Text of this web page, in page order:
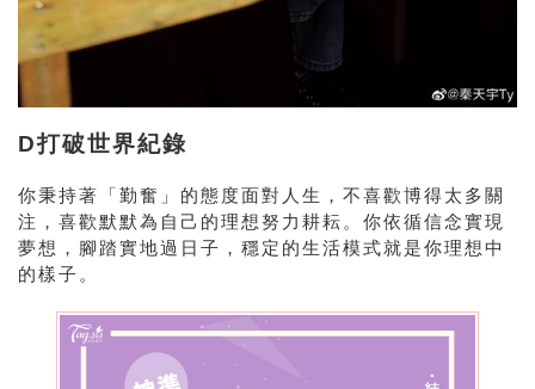
D打破世界紀錄
你秉持著「勤奮」的態度面對人生，不喜歡博得太多關
注，喜歡默默為自己的理想努力耕耘。你依循信念實現
夢想，腳踏實地過日子，穩定的生活模式就是你理想中
的樣子。